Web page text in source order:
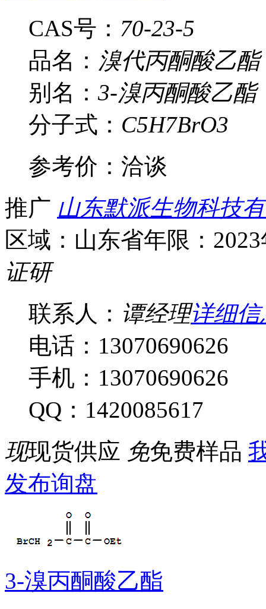
CAS号： 70-23-5
品名： 溴代丙酮酸乙酯
别名： 3-溴丙酮酸乙酯
分子式： C5H7BrO3
参考价： 洽谈
推广 山东默派生物科技
区域：山东省年限：
证研
联系人： 谭经理详细信
电话：13070690626
手机：13070690626
QQ：1420085617
现现货供应 免免费样品
发布询盘
3-溴丙酮酸乙酯